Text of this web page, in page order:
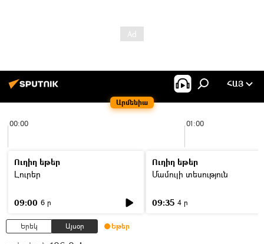
Արմենիա
ՀԱՅ
00:00 01:00
Ուղիղ եթեր
Լուրեր
09:00 6 ր
Ուղիղ եթեր
Մամուլի տեսություն
09:35 4 ր
Երեկ Այսօր Եթեր